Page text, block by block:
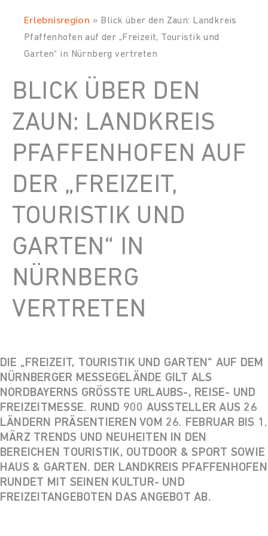
Erlebnisregion » Blick über den Zaun: Landkreis
Pfaffenhofen auf der „Freizeit, Touristik und
Garten“ in Nürnberg vertreten
BLICK ÜBER DEN
ZAUN: LANDKREIS
PFAFFENHOFEN AUF
DER „FREIZEIT,
TOURISTIK UND
GARTEN“ IN
NÜRNBERG
VERTRETEN
DIE „FREIZEIT, TOURISTIK UND GARTEN“ AUF DEM
NÜRNBERGER MESSEGELÄNDE GILT ALS
NORDBAYERNS GRÖSSTE URLAUBS-, REISE- UND F
REIZEITMESSE. RUND 900 AUSSTELLER AUS 26 L
ÄNDERN PRÄSENTIEREN VOM 26. FEBRUAR BIS 1. M
ÄRZ TRENDS UND NEUHEITEN IN DEN B
EREICHEN TOURISTIK, OUTDOOR & SPORT SOWIE H
AUS & GARTEN. DER LANDKREIS PFAFFENHOFEN R
UNDET MIT SEINEN KULTUR- UND F
REIZEITANGEBOTEN DAS ANGEBOT AB.